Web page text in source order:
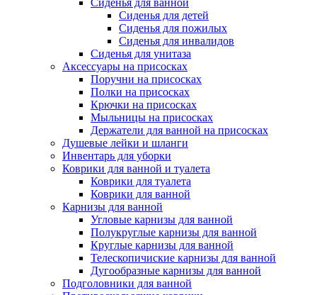
Сиденья для ванной
Сиденья для детей
Сиденья для пожилых
Сиденья для инвалидов
Сиденья для унитаза
Аксессуары на присосках
Поручни на присосках
Полки на присосках
Крючки на присосках
Мыльницы на присосках
Держатели для ванной на присосках
Душевые лейки и шланги
Инвентарь для уборки
Коврики для ванной и туалета
Коврики для туалета
Коврики для ванной
Карнизы для ванной
Угловые карнизы для ванной
Полукруглые карнизы для ванной
Круглые карнизы для ванной
Телескопичиские карнизы для ванной
Дугообразные карнизы для ванной
Подголовники для ванной